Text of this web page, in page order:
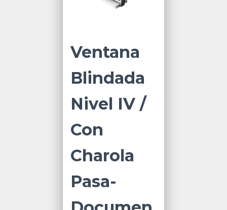
Ventana
Blindada
Nivel IV /
Con
Charola
Pasa-